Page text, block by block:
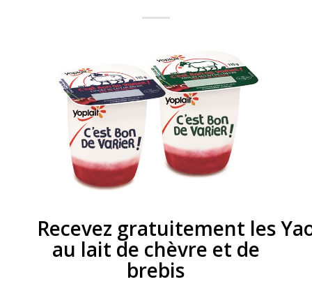
Recevez gratuitement les
au lait de chèvre et de
brebis